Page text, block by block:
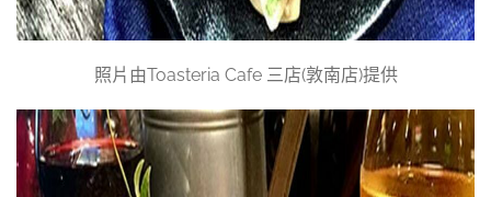
照片由Toasteria Cafe 三店(敦南店)提供